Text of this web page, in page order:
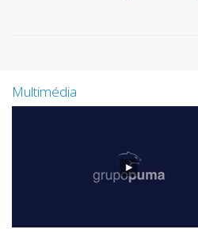
Multimédia